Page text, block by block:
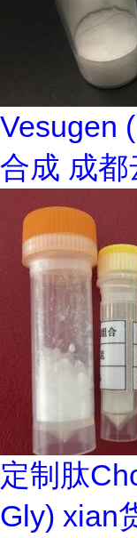
Vesugen
合成 成都
定制肽
Gly) xian